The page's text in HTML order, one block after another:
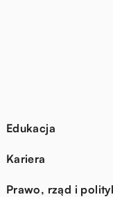
Edukacja
Kariera
Prawo, rząd i